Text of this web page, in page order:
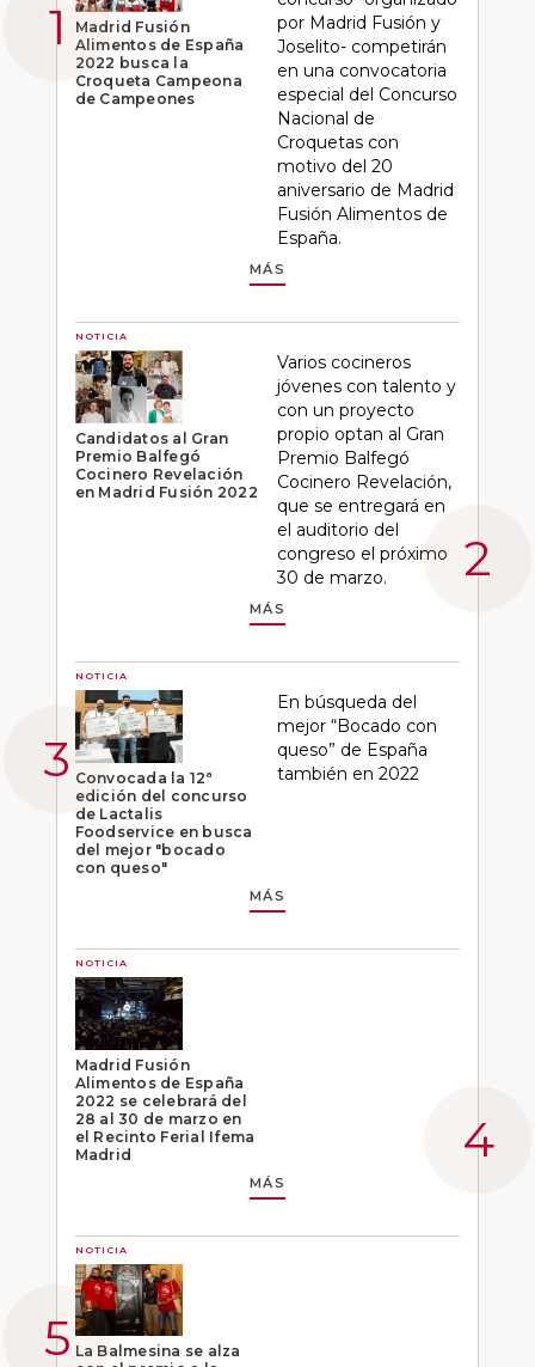
Madrid Fusión
Alimentos de España
2022 busca la
Croqueta Campeona
de Campeones
por Madrid Fusión y
Joselito- competirán
en una convocatoria
especial del Concurso
Nacional de
Croquetas con
motivo del 20
aniversario de Madrid
Fusión Alimentos de
España.
MÁS
NOTICIA
Candidatos al Gran
Premio Balfegó
Cocinero Revelación
en Madrid Fusión 2022
Varios cocineros
jóvenes con talento y
con un proyecto
propio optan al Gran
Premio Balfegó
Cocinero Revelación,
que se entregará en
el auditorio del
congreso el próximo
30 de marzo.
MÁS
NOTICIA
Convocada la 12ª
edición del concurso
de Lactalis
Foodservice en busca
del mejor "bocado
con queso"
En búsqueda del
mejor “Bocado con
queso” de España
también en 2022
MÁS
NOTICIA
Madrid Fusión
Alimentos de España
2022 se celebrará del
28 al 30 de marzo en
el Recinto Ferial Ifema
Madrid
MÁS
NOTICIA
La Balmesina se alza